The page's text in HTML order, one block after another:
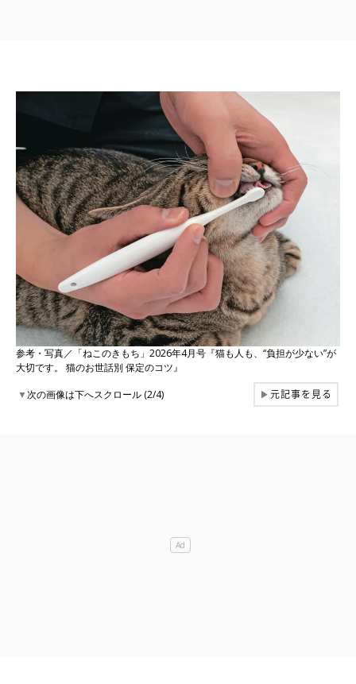
参考・写真／「ねこのきもち」2026年4月号『猫も人も、“負担が少ない”が
大切です。 猫のお世話別 保定のコツ』
▼次の画像は下へスクロール (2/4) ▶元記事を見る